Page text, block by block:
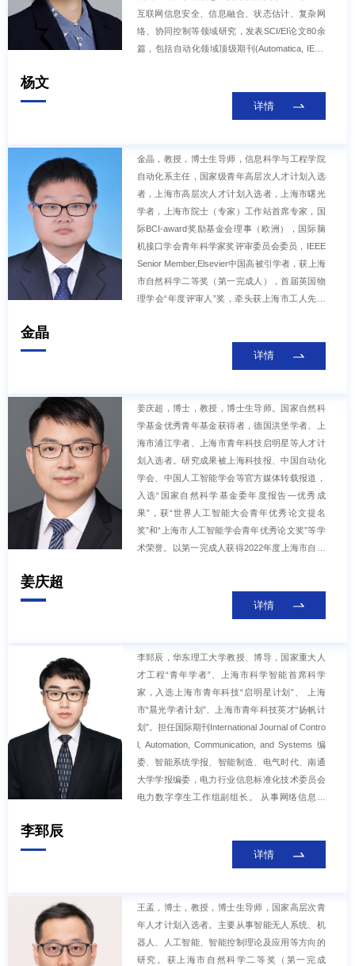
EEE神经网络汇刊 (2020-2023) 和IEEE工业信息
学汇刊（2023-至今）副编辑。基
互联网信息安全、信息融合、状态估计、复杂网
络、协同控制等领域研究，发表SCI/EI论文80余
篇，包括自动化领域顶级期刊(Automatica, IEEE
预研教育部联合基金等。相关研究成果在中国航
天科技集团、国家电网等多家企业平台实际应
数据创新行系列活动核心赛事SODA杯特等
奖。“面向复杂环境的多源信息估计理论与资源优
化方法”获2019年度上海市自然科学二等奖(第一
完成人)。
杨文
详情
金晶，教授，博士生导师，信息科学与工程学院
自动化系主任，国家级青年高层次人才计划入选
者，上海市高层次人才计划入选者，上海市曙光
学者，上海市院士（专家）工作站首席专家，国
际BCI-award奖励基金会理事（欧洲），国际脑
机接口学会青年科学家奖评审委员会委员，IEEE
Senior Member,Elsevier中国高被引学者，获上海
市自然科学二等奖（第一完成人），首届英国物
理学会“年度评审人”奖，牵头获上海市工人先锋
Neural Networks执行编委(副主编)，脑机接口顶
级期刊Journal of Neural Engineering编委等9个S
学会脑机接口学组秘书长，中国自动化学会教育
工作委员会委员，中国自动化学会特聘专家。主
要研究人机混合智能新技术、人机交互系统、新
型医疗康复技术、信号处理与识别、外骨骼机器
人开发与应用和智能机器人的交互技术等。相关
研究成果已在脑机接口领域顶级期刊Jour
金晶
详情
姜庆超，博士，教授，博士生导师。国家自然科
学基金优秀青年基金获得者，德国洪堡学者、上
海市浦江学者、上海市青年科技启明星等人才计
划入选者。研究成果被上海科技报、中国自动化
学会、中国人工智能学会等官方媒体转载报道，
入选“国家自然科学基金委年度报告—优秀成
果”，获“世界人工智能大会青年优秀论文提名
奖”和“上海市人工智能学会青年优秀论文奖”等学
术荣誉。以第一完成人获得2022年度上海市自然
a、德国University of Duisburg-Essen、中国香港
The Hong Kong University of Science and Techn
研究方向包括复杂过程智能建模与状态监测、机
器视觉与图像处理、绿色生物制造与数字孪生、
智能信息处理与系统集成等。近年来，以第一或
通讯作者在Nature Communications、IEEE Tran
sactions on Neural Networks and Learning
姜庆超
详情
李郅辰，华东理工大学教授、博导，国家重大人
才工程“青年学者”、上海市科学智能首席科学
家，入选上海市青年科技“启明星计划”、 上海
市“晨光学者计划”、上海市青年科技英才“扬帆计
划”。担任国际期刊International Journal of Contro
l, Automation, Communication, and Systems 编
委、智能系统学报、智能制造、电气时代、南通
大学学报编委，电力行业信息标准化技术委员会
电力数字孪生工作组副组长。 从事网络信息安
分析、能源互联网协同调控、电动汽车-电网互动
等领域研究工作。主持国家自然科学基金面上项
计划项目、装备预研领域基金等国家级课题4
项，中国人民解放军军事科学院战略技术重点专
项、上海市自然科学基金探索类项目、中国博士
后科学基金特别资助、一等资助等省部级课题 15
李郅辰
详情
王孟，博士，教授，博士生导师，国家高层次青
年人才计划入选者。主要从事智能无人系统、机
器人、人工智能、智能控制理论及应用等方向的
研究。获上海市自然科学二等奖（第一完成